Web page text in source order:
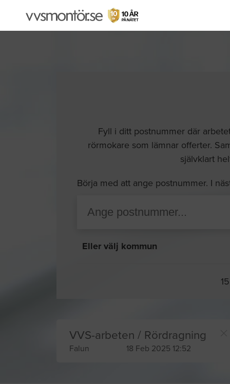
Fyll i ditt postnummer där
rörmokare som lämnar offerter.
självklart
Börja med att ange postnummer. I
Eller välj kommun
VVS-arbeten / Rördragning
Falun 18 Feb 2025 12:52